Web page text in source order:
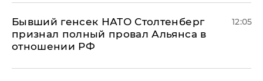
Бывший генсек НАТО Столтенберг
признал полный провал Альянса в
отношении РФ
12:05